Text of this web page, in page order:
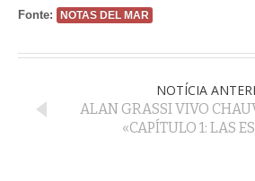
Fonte: NOTAS DEL MAR
NOTÍCIA
ALAN GRASSI VIVO
«CAPÍTULO 1: LAS